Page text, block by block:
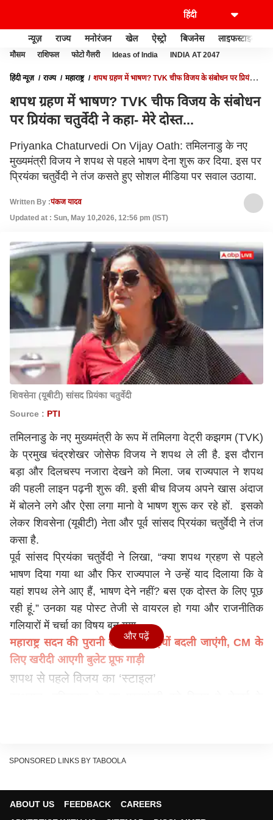
न्यूज़ राज्य मनोरंजन खेल ऐस्ट्रो बिजनेस लाइफस्टाइल
मौसम राशिफल फोटो गैलरी Ideas of India INDIA AT 2047
हिंदी न्यूज़ राज्य महाराष्ट्र
शपथ ग्रहण में भाषण? TVK चीफ विजय के संबोधन पर प्रियंका
शपथ ग्रहण में भाषण? TVK चीफ विजय के संबोधन
पर प्रियंका चतुर्वेदी ने कहा- मेरे दोस्त...
Priyanka Chaturvedi On Vijay Oath: तमिलनाडु के नए
मुख्यमंत्री विजय ने शपथ से पहले भाषण देना शुरू कर दिया. इस पर
प्रियंका चतुर्वेदी ने तंज कसते हुए सोशल मीडिया पर सवाल उठाया.
Written By :पंकज यादव
Updated at : Sun, May 10,2026, 12:56 pm (IST)
शिवसेना (यूबीटी) सांसद प्रियंका चतुर्वेदी
Source : PTI
तमिलनाडु के नए मुख्यमंत्री के रूप में तमिलगा वेट्री कझगम (TVK)
के प्रमुख चंद्रशेखर जोसेफ विजय ने शपथ ले ली है. इस दौरान
बड़ा और दिलचस्प नजारा देखने को मिला. जब राज्यपाल ने शपथ
की पहली लाइन पढ़नी शुरू की. इसी बीच विजय अपने खास अंदाज
में बोलने लगे और ऐसा लगा मानो वे भाषण शुरू कर रहे हों. इसको
लेकर शिवसेना (यूबीटी) नेता और पूर्व सांसद प्रियंका चतुर्वेदी ने तंज
कसा है.
पूर्व सांसद प्रियंका चतुर्वेदी ने लिखा, “क्या शपथ ग्रहण से पहले
भाषण दिया गया था और फिर राज्यपाल ने उन्हें याद दिलाया कि वे
यहां शपथ लेने आए हैं, भाषण देने नहीं? बस एक दोस्त के लिए पूछ
रही हूं.” उनका यह पोस्ट तेजी से वायरल हो गया और राजनीतिक
गलियारों में चर्चा का विषय बन गया.
महाराष्ट्र सदन की पुरानी सरकारी गाड़ियों बदली जाएंगी, CM के
लिए खरीदी आएगी बुलेट प्रूफ गाड़ी
शपथ से पहले विजय का ‘स्टाइल’
इस पर राज्यपाल ने उन्हें बीच में रोकते हुए शपथ प्रक्रिया पूरी करने
स्टेडियम में गूंजे विजय-विजय के नारे
और पढ़ें
SPONSORED LINKS BY TABOOLA
ABOUT US FEEDBACK
CAREERS